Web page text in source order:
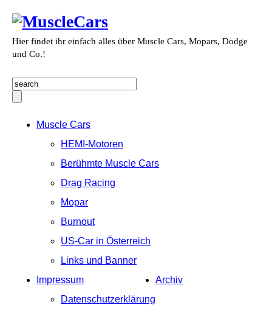
Hier findet ihr einfach alles über Muscle Cars, Mopars, Dodge
und Co.!
Muscle Cars
HEMI-Motoren
Berühmte Muscle Cars
Drag Racing
Mopar
Burnout
US-Car in Österreich
Links und Banner
Impressum
Datenschutzerklärung
Archiv